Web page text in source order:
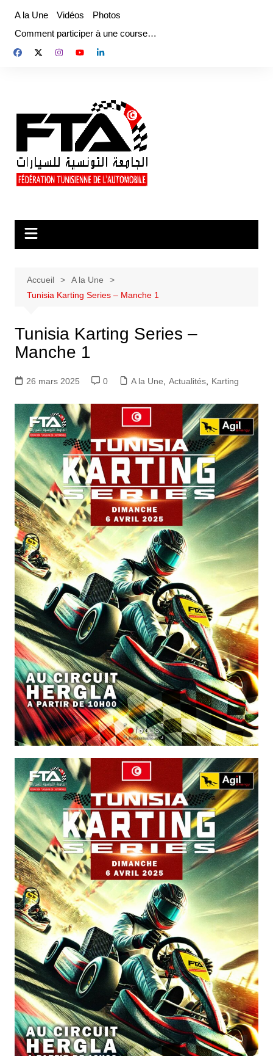
contenu
A la Une Vidéos
Photos
Comment participer à une course…
Accueil
A la Une
Tunisia Karting Series – Manche 1
Tunisia Karting Series –
Manche 1
26 mars 2025 0 A la Une Actualités, Karting